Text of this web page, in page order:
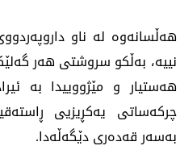
هەڵسانەوە لە ناو
نییە، بەڵكو سروشتی هەر
هەستیار و مێژووییدا بە
چركەساتی یەكڕیزیی
بەسەر قەدەری دێگەڵەدا.